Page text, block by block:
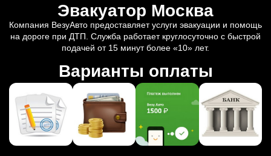
Эвакуатор Москва
Компания ВезуАвто предоставляет услуги эвакуации и помощь
на дороге при ДТП. Служба работает круглосуточно с быстрой
подачей от 15 минут более «10» лет.
Варианты оплаты